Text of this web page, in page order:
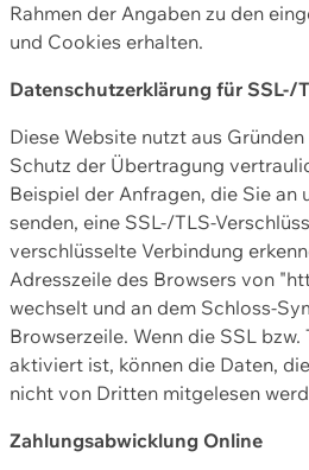
Rahmen der Angaben zu den
und Cookies erhalten.
Datenschutzerklärung für SSL-/
Diese Website nutzt aus
Schutz der Übertragung
Beispiel der Anfragen, die Sie an
senden, eine SSL-/TLS-
verschlüsselte Verbindung
Adresszeile des Browsers von
wechselt und an dem Schloss-
Browserzeile. Wenn die SSL bzw.
aktiviert ist, können die Daten,
nicht von Dritten mitgelesen
Zahlungsabwicklung Online